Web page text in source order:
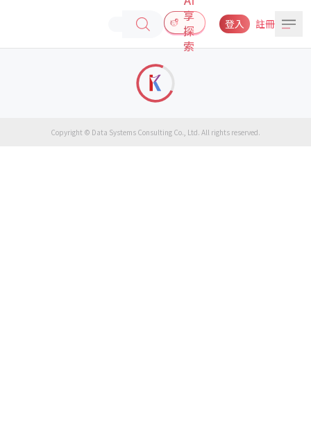
享
探
索
登入 註冊
Copyright © Data Systems Consulting Co., Ltd. All rights reserved.